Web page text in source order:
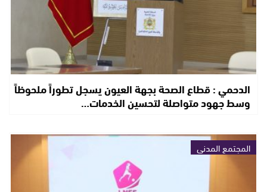
الدحمي : قطاع الصحة بجهة العيون يسجل تطوراً ملحوظاً
وسط جهود متواصلة لتحسين الخدمات…
المجتمع المدني